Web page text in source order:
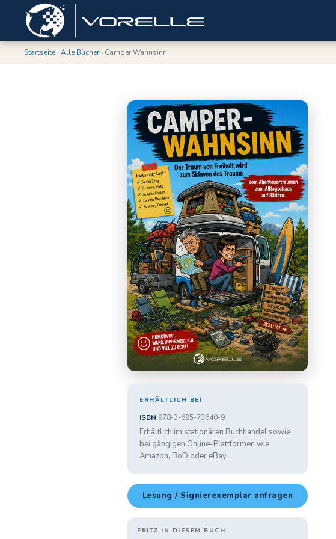
Startseite›Alle Bücher› Camper Wahnsinn
ERHÄLTLICH BEI
ISBN 978-3-695-73640-9
Erhältlich im stationären Buchhandel sowie
bei gängigen Online-Plattformen wie
Amazon, BoD oder eBay.
Lesung / Signierexemplar anfragen
FRITZ IN DIESEM BUCH